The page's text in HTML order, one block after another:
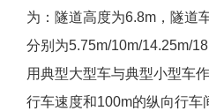
为：隧道高度为6.8m，隧道
分别为5.75m/10m/14.25m/
用典型大型车与典型小型车
行车速度和100m的纵向行车